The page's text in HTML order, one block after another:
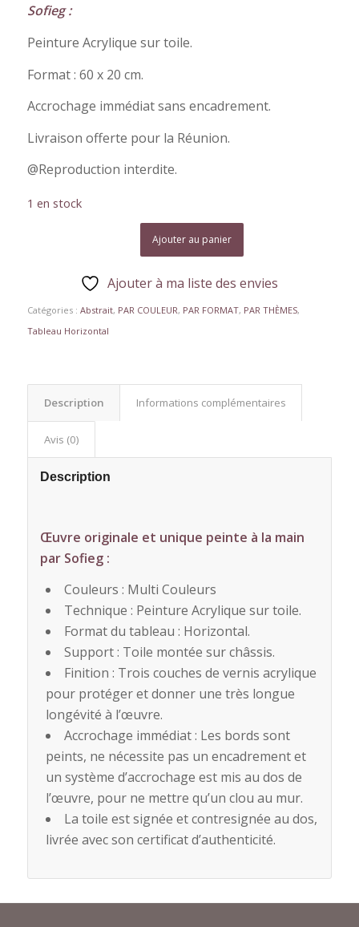
Sofieg :
Peinture Acrylique sur toile.
Format : 60 x 20 cm.
Accrochage immédiat sans encadrement.
Livraison offerte pour la Réunion.
@Reproduction interdite.
1 en stock
Ajouter au panier
Ajouter à ma liste des envies
Catégories : Abstrait, PAR COULEUR, PAR FORMAT, PAR THÈMES,
Tableau Horizontal
Description Informations complémentaires
Avis (0)
Description
Œuvre originale et unique peinte à la main
par Sofieg :
Couleurs : Multi Couleurs
Technique : Peinture Acrylique sur toile.
Format du tableau : Horizontal.
Support : Toile montée sur châssis.
Finition : Trois couches de vernis acrylique
pour protéger et donner une très longue
longévité à l’œuvre.
Accrochage immédiat : Les bords sont
peints, ne nécessite pas un encadrement et
un système d’accrochage est mis au dos de
l’œuvre, pour ne mettre qu’un clou au mur.
La toile est signée et contresignée au dos,
livrée avec son certificat d’authenticité.